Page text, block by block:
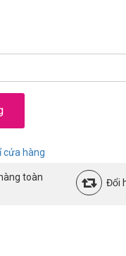
cửa hàng
toàn
Đổi